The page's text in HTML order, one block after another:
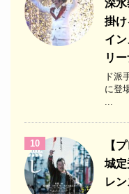
深
掛
イ
リ
ド派
に登
10
【
城
レ